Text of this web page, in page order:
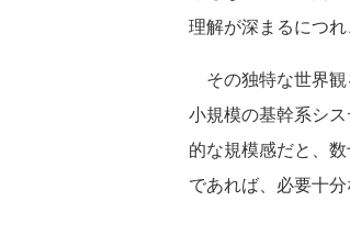
理解が深まるにつ
その独特な世界観
小規模の基幹系シ
的な規模感だと、
であれば、必要十分